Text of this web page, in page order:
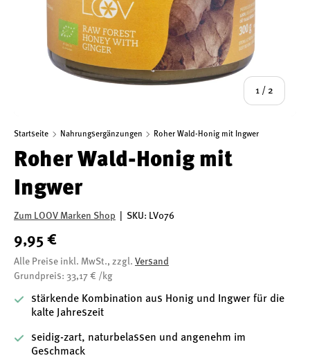
1 / von
2
Startseite Nahrungsergänzungen Roher Wald-Honig mit Ingwer
Roher Wald-Honig mit
Ingwer
Zum LOOV Marken Shop SKU: LV076
9,95 €
Alle Preise inkl. MwSt., zzgl. Versand
Grundpreis: 33,17 € /kg
stärkende Kombination aus Honig und Ingwer für die
kalte Jahreszeit
seidig-zart, naturbelassen und angenehm im
Geschmack